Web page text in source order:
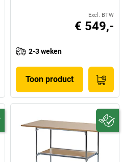
Excl. BTW
€ 549,-
2-3 weken
Toon product